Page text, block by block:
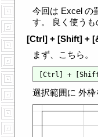
今回は Excel の
す。 良く使うも
[Ctrl] + [Shift] +
まず、こちら。
選択範囲に 外枠